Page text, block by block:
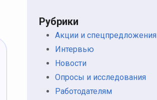
Рубрики
Акции и спецпредложения
Интервью
Новости
Опросы и исследования
Работодателям